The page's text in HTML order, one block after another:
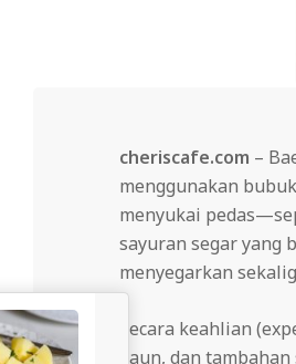
cheriscafe.com –
menggunakan
menyukai
sayuran segar yang
menyegarkan
Secara keahlian
daun, dan